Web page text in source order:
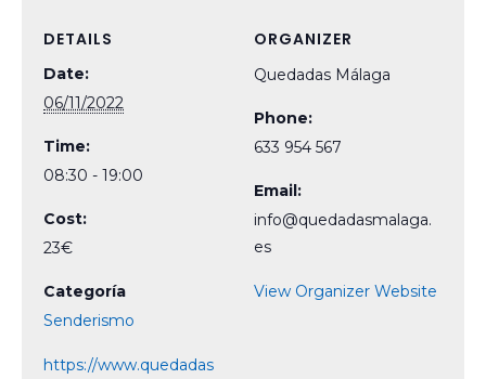
DETAILS
Date:
06/11/2022
Time:
08:30 - 19:00
Cost:
23€
Categoría
Senderismo
https://www.quedadas
ORGANIZER
Quedadas Málaga
Phone:
633 954 567
Email:
info@quedadasmalaga.
es
View Organizer Website